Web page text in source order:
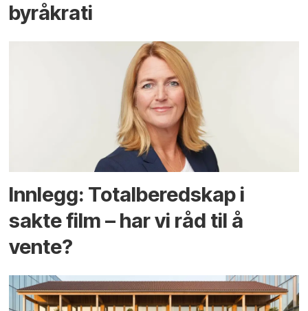
byråkrati
Innlegg: Totalberedskap i
sakte film – har vi råd til å
vente?